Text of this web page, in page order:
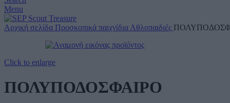
Menu
Αρχική σελίδα Προσκοπικά παιχνίδια Αθλοπαιδιές
Click to enlarge
ΠΟΛΥΠΟΔΟΣΦΑΙΡΟ